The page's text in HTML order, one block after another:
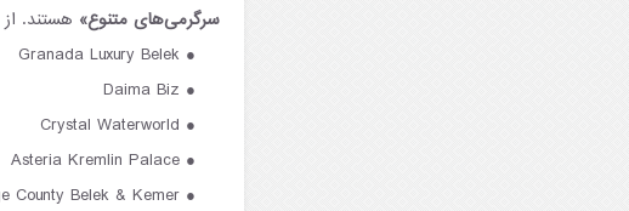
سرگرمی‌های متنوع» هستند. از
Granada Luxury Belek
Daima Biz
Crystal Waterworld
Asteria Kremlin Palace
County Belek & Kemer